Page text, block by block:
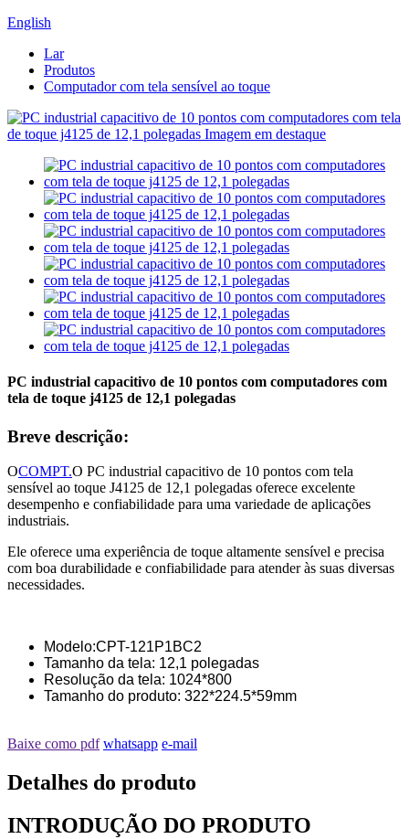
English
Lar
Produtos
Computador com tela sensível ao toque
PC industrial capacitivo de 10 pontos com computadores com
tela de toque j4125 de 12,1 polegadas
Breve descrição:
OCOMPT.O PC industrial capacitivo de 10 pontos com tela
sensível ao toque J4125 de 12,1 polegadas oferece excelente
desempenho e confiabilidade para uma variedade de aplicações
industriais.
Ele oferece uma experiência de toque altamente sensível e precisa
com boa durabilidade e confiabilidade para atender às suas diversas
necessidades.
Modelo:CPT-121P1BC2
Tamanho da tela: 12,1 polegadas
Resolução da tela: 1024*800
Tamanho do produto: 322*224.5*59mm
Baixe como pdf whatsapp e-mail
Detalhes do produto
INTRODUÇÃO DO PRODUTO